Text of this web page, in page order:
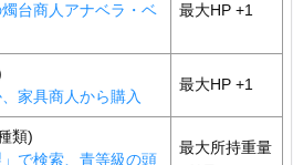
台商人アナベラ・ベ
最大HP +1
家具商人から購入
最大HP +1
類)
で検索、青等級の頭
最大所持重量